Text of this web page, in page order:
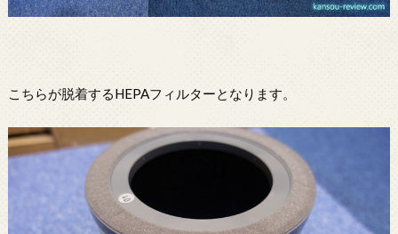
こちらが脱着するHEPAフィルターとなります。